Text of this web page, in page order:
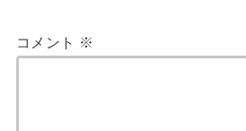
コメント ※